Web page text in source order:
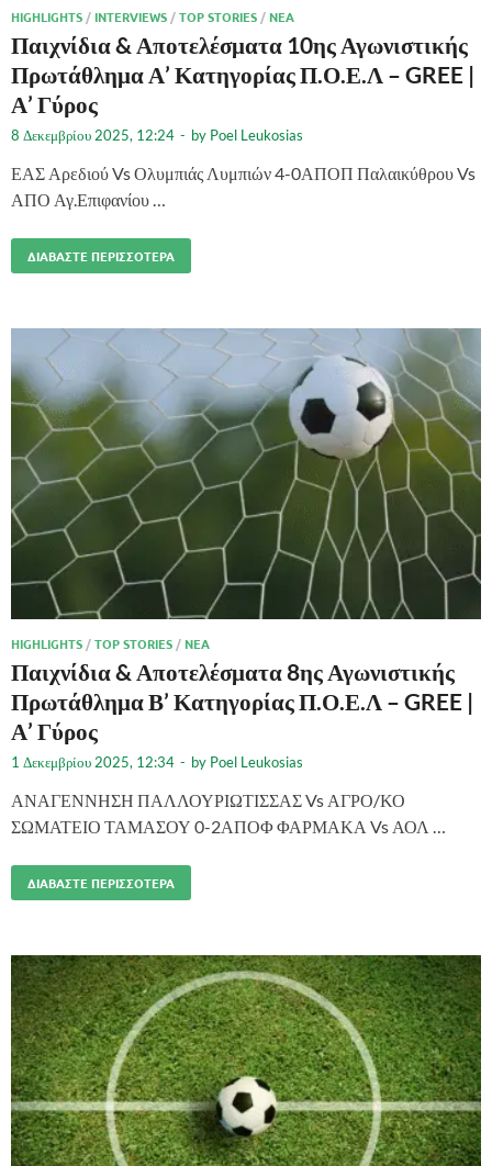
HIGHLIGHTS/ INTERVIEWS/TOP STORIES/ ΝΈΑ
Παιχνίδια & Αποτελέσματα 10ης Αγωνιστικής
Πρωτάθλημα Α’ Κατηγορίας Π.Ο.Ε.Λ – GREE |
Α’ Γύρος
8 Δεκεμβρίου 2025, 12:24 - by Poel Leukosias
ΕΑΣ Αρεδιού Vs Ολυμπιάς Λυμπιών 4-0ΑΠΟΠ Παλαικύθρου Vs
ΑΠΟ Αγ.Επιφανίου …
ΔΙΑΒΆΣΤΕ ΠΕΡΙΣΣΌΤΕΡΑ
HIGHLIGHTS /TOP STORIES / ΝΈΑ
Παιχνίδια & Αποτελέσματα 8ης Αγωνιστικής
Πρωτάθλημα Β’ Κατηγορίας Π.Ο.Ε.Λ – GREE |
Α’ Γύρος
1 Δεκεμβρίου 2025, 12:34 - by Poel Leukosias
ΑΝΑΓΕΝΝΗΣΗ ΠΑΛΛΟΥΡΙΩΤΙΣΣΑΣ Vs ΑΓΡΟ/ΚΟ
ΣΩΜΑΤΕΙΟ ΤΑΜΑΣΟΥ 0-2ΑΠΟΦ ΦΑΡΜΑΚΑ Vs ΑΟΛ …
ΔΙΑΒΆΣΤΕ ΠΕΡΙΣΣΌΤΕΡΑ